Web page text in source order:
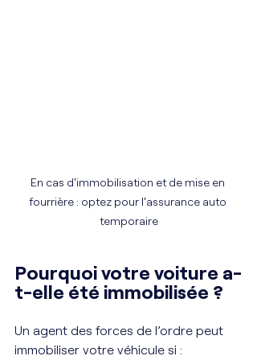
En cas d'immobilisation et de mise en
fourrière : optez pour l'assurance auto
temporaire
Pourquoi votre voiture a-
t-elle été immobilisée ?
Un agent des forces de l’ordre peut
immobiliser votre véhicule si :